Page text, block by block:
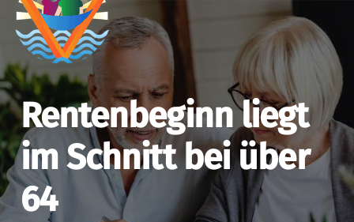
Rentenbeginn liegt
im Schnitt bei über
64